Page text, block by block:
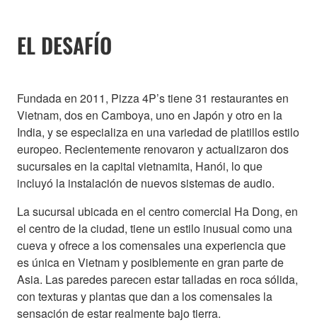
EL DESAFÍO
Fundada en 2011, Pizza 4P’s tiene 31 restaurantes en
Vietnam, dos en Camboya, uno en Japón y otro en la
India, y se especializa en una variedad de platillos estilo
europeo. Recientemente renovaron y actualizaron dos
sucursales en la capital vietnamita, Hanói, lo que
incluyó la instalación de nuevos sistemas de audio.
La sucursal ubicada en el centro comercial Ha Dong, en
el centro de la ciudad, tiene un estilo inusual como una
cueva y ofrece a los comensales una experiencia que
es única en Vietnam y posiblemente en gran parte de
Asia. Las paredes parecen estar talladas en roca sólida,
con texturas y plantas que dan a los comensales la
sensación de estar realmente bajo tierra.